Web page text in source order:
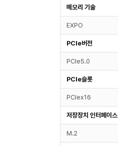
메모리 기술
EXPO
PCIe버전
PCIe5.0
PCIe슬롯
PCIex16
저장장치 인터페이스
M.2